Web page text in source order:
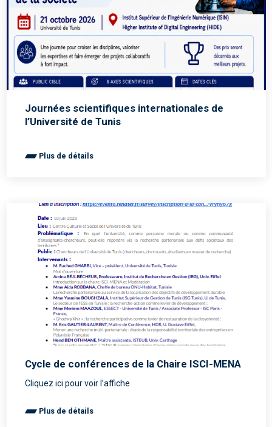
Journées scientifiques internationales de
l’Université de Tunis
Plus de détails
Cycle de conférences de la Chaire ISCI-MENA
Cliquez ici pour voir l’affiche
Plus de détails